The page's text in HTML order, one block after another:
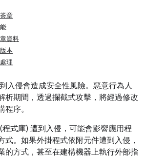
章
資料
本
理
入侵會造成安全性風險。惡意行為人
析期間，透過攔截式攻擊，將經過修改
序。
式庫) 遭到入侵，可能會影響應用程
式。如果外掛程式依附元件遭到入侵，
的方式，甚至在建構機器上執行外部指